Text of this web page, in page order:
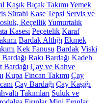
Kaşık Bıçak Takımı Yemek
Sürahi Kase Tepsi Servis ve
ReçellikYumurtalık
Kasesi Peçetelik Karaf
Bardak Altlığı Ekmek
Kek Fanusu Bardak Viski
Rakı Bardağı Kadeh
Bardağı Çay ve Kahve
Kupa Fincan Takımı Çay
Çay Bardağı Çay Kaşığı
Takımları Suluk ve